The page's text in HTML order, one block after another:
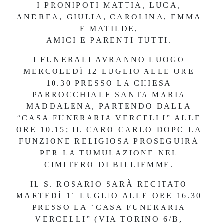
I PRONIPOTI MATTIA, LUCA,
ANDREA, GIULIA, CAROLINA, EMMA
E MATILDE,
AMICI E PARENTI TUTTI.
I FUNERALI AVRANNO LUOGO
MERCOLEDÌ 12 LUGLIO ALLE ORE
10.30 PRESSO LA CHIESA
PARROCCHIALE SANTA MARIA
MADDALENA, PARTENDO DALLA
“CASA FUNERARIA VERCELLI” ALLE
ORE 10.15; IL CARO CARLO DOPO LA
FUNZIONE RELIGIOSA PROSEGUIRÀ
PER LA TUMULAZIONE NEL
CIMITERO DI BILLIEMME.
IL S. ROSARIO SARÀ RECITATO
MARTEDÌ 11 LUGLIO ALLE ORE 16.30
PRESSO LA “CASA FUNERARIA
VERCELLI” (VIA TORINO 6/B,